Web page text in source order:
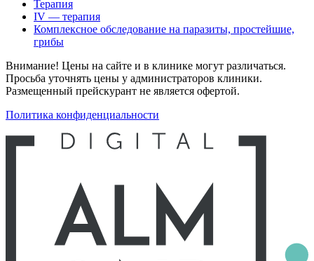
Терапия
IV — терапия
Комплексное обследование на паразиты, простейшие,
грибы
Внимание! Цены на сайте и в клинике могут различаться.
Просьба уточнять цены у администраторов клиники.
Размещенный прейскурант не является офертой.
Политика конфиденциальности